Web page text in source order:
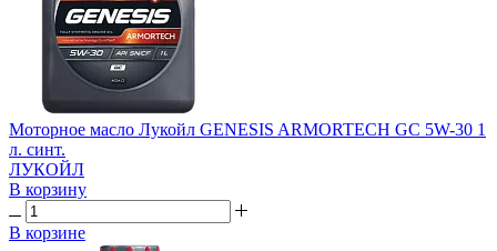
Моторное масло Лукойл GENESIS ARMORTECH GC 5W-30 1
л. синт.
ЛУКОЙЛ
В корзину
В корзине